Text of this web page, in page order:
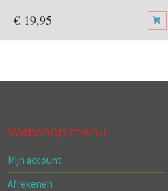
€19,95
Webshop menu
Mijn account
Afrekenen